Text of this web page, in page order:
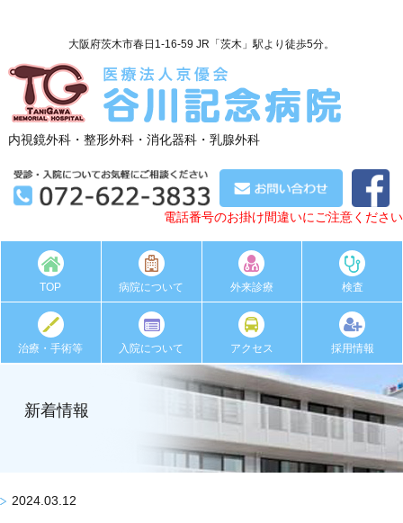
大阪府茨木市春日1-16-59 JR「茨木」駅より徒歩5分。
内視鏡外科・整形外科・消化器科・乳腺外科
電話番号のお掛け間違いにご注意ください
TOP 病院について 外来診療 検査
治療・手術等 入院について アクセス 採用情報
新着情報
2024.03.12